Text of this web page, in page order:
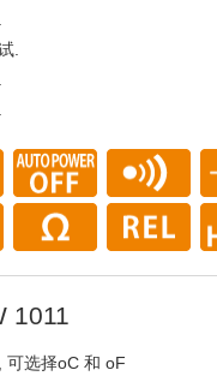
.
1011
可选择oC 和 oF